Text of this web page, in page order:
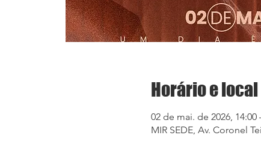
Horário e local
02 de mai. de 2026, 14:00
MIR SEDE, Av. Coronel